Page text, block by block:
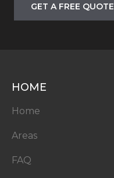
GET A FREE QUOTE
HOME
Home
Areas
FAQ